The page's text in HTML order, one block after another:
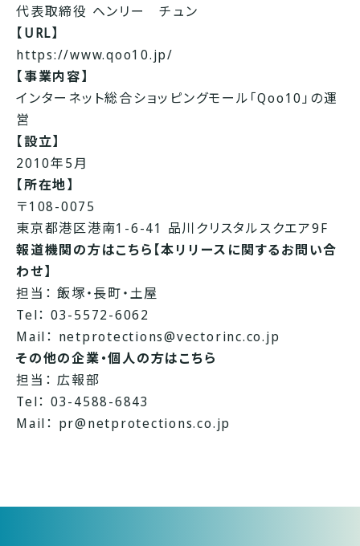
代表取締役 ヘンリー チュン
【URL】
https://www.qoo10.jp/
【事業内容】
インターネット総合ショッピングモール「Qoo10」の運
営
【設立】
2010年5月
【所在地】
〒108-0075
東京都港区港南1-6-41 品川クリスタルスクエア9F
報道機関の方はこちら【本リリースに関するお問い合
わせ】
担当： 飯塚・長町・土屋
Tel： 03-5572-6062
Mail： netprotections@vectorinc.co.jp
その他の企業・個人の方はこちら
担当： 広報部
Tel： 03-4588-6843
Mail： pr@netprotections.co.jp